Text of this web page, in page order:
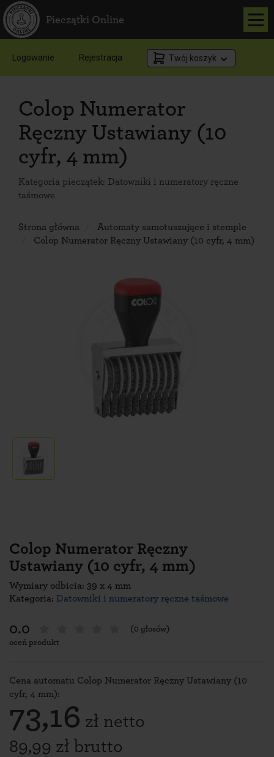
Pieczątki Online
Logowanie Rejestracja Twój koszyk
Colop Numerator
Ręczny Ustawiany (10
cyfr, 4 mm)
Kategoria pieczątek: Datowniki i numeratory ręczne
taśmowe
Strona główna
Automaty samotuszujące i stemple
Colop Numerator Ręczny Ustawiany (10 cyfr, 4 mm)
Colop Numerator Ręczny
Ustawiany (10 cyfr, 4 mm)
Wymiary odbicia: 39 x 4 mm
Kategoria: Datowniki i numeratory ręczne taśmowe
0.0
(0 głosów)
oceń produkt
Cena automatu Colop Numerator Ręczny Ustawiany (10
cyfr, 4 mm):
73,16 zł netto
89,99 zł brutto